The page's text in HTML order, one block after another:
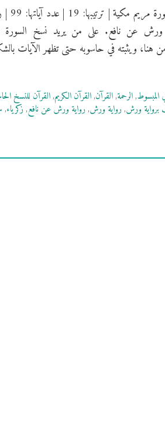
ورش عن نافع. على من يريد نسخ
المبسوط,الرحمة,القرآن,القرآن الكريم,القرآن للنسخ
ورش,رواية ورش,رواية ورش عن نافع,زكرياء,